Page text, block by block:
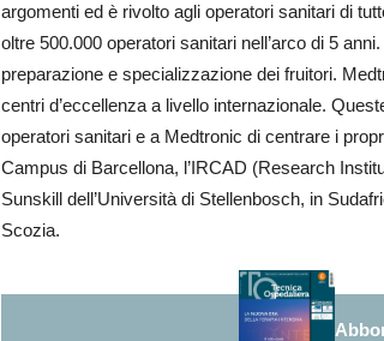
argomenti ed è rivolto agli operatori sanitari di
oltre 500.000 operatori sanitari nell’arco di 5
preparazione e specializzazione dei fruitori.
centri d’eccellenza a livello internazionale.
operatori sanitari e a Medtronic di centrare i
Campus di Barcellona, l’IRCAD (Research
Sunskill dell’Università di Stellenbosch, in
Scozia.